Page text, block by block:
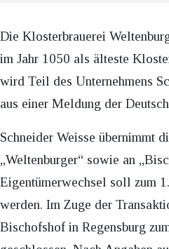
Die Klosterbrauerei
im Jahr 1050 als älteste
wird Teil des Unternehmens
aus einer Meldung der
Schneider Weisse übernimmt
„Weltenburger“ sowie an
Eigentümerwechsel soll zum
werden. Im Zuge der
Bischofshof in Regensburg